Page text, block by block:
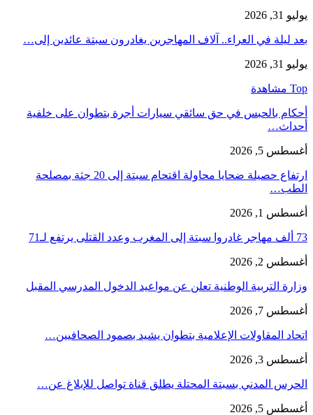
يوليو 31, 2026
بعد ليلة في العراء.. آلاف المهاجرين يغادرون سبتة عائدين إلى…
يوليو 31, 2026
Top مشاهدة
أحكام بالحبس في حق سائقي سيارات أجرة بتطوان على خلفية
أحداث…
أغسطس 5, 2026
ارتفاع حصيلة ضحايا محاولة اقتحام سبتة إلى 20 جثة بمصلحة
الطب…
أغسطس 1, 2026
73 ألف مهاجر غادروا سبتة إلى المغرب وعدد القتلى يرتفع لـ71
أغسطس 2, 2026
وزارة التربية الوطنية تعلن عن مواعيد الدخول المدرسي المقبل
أغسطس 7, 2026
اتحاد المقاولات الإعلامية بتطوان يشيد بصمود الصحافيين…
أغسطس 3, 2026
الحرس المدني بسبتة المحتلة يطلق قناة تواصل للإبلاغ عن…
أغسطس 5, 2026